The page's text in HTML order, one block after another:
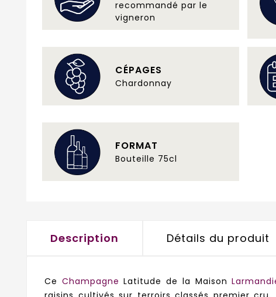
recommandé par le
vigneron
CÉPAGES
Chardonnay
FORMAT
Bouteille 75cl
Description Détails du produit
Ce Champagne Latitude de la Maison